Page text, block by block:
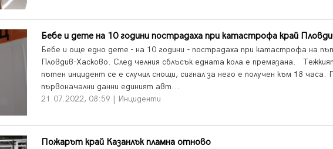
Бебе и дете на 10 години пострадаха при катастрофа край
Бебе и още едно дете - на 10 години - пострадаха при катастрофа на
Пловдив-Хасково. След челния сблъсък едната кола е премазана.
пътен инцидент се е случил снощи, сигнал за него е получен към 18 часа.
първоначални данни единият авт...
21.07.2022, 08:59 | Инциденти
Пожарът край Казанлък пламна отново